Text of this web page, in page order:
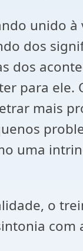
unido à
dos
dos
para ele.
mais
uma
o